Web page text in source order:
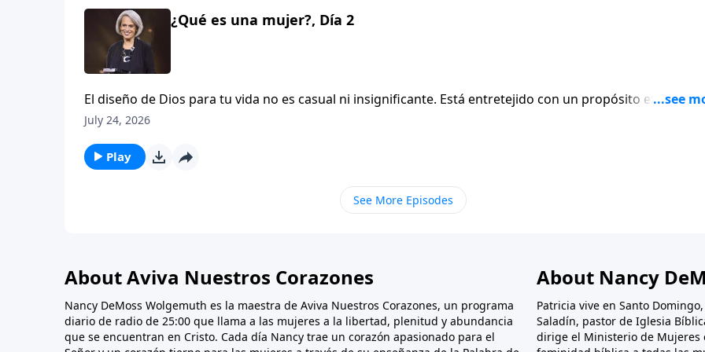
¿Qué es una mujer?, Día 2
El diseño de Dios para tu vida no es casual ni insignificante. Está entretejido con un propósito eterno. En
este episodio, Mary Kassian comenzará a responder la pregunta: «¿Qué es una mujer?», y te mostrará
Wolgemuth.
July 24, 2026
Play
See More Episodes
About Aviva Nuestros Corazones
Nancy DeMoss Wolgemuth es la maestra de Aviva Nuestros Corazones, un programa
diario de radio de 25:00 que llama a las mujeres a la libertad, plenitud y abundancia
que se encuentran en Cristo. Cada día Nancy trae un corazón apasionado para el
About Nancy
Patricia vive en Santo
Saladín, pastor de Iglesia
dirige el Ministerio de Mujeres